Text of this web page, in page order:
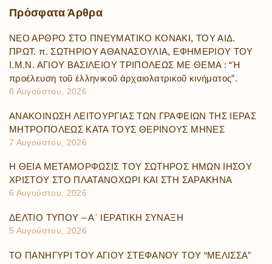
Πρόσφατα Άρθρα
ΝΕΟ ΑΡΘΡΟ ΣΤΟ ΠΝΕΥΜΑΤΙΚΟ ΚΟΝΑΚΙ, ΤΟΥ ΑΙΔ.
ΠΡΩΤ. π. ΣΩΤΗΡΙΟΥ ΑΘΑΝΑΣΟΥΛΙΑ, ΕΦΗΜΕΡΙΟΥ ΤΟΥ
Ι.Μ.Ν. ΑΓΙΟΥ ΒΑΣΙΛΕΙΟΥ ΤΡΙΠΟΛΕΩΣ ΜΕ ΘΕΜΑ : “Ἡ
προέλευση τοῦ ἑλληνικοῦ ἀρχαιολατρικοῦ κινήματος”.
8 Αυγούστου, 2026
ΑΝΑΚΟΙΝΩΣΗ ΛΕΙΤΟΥΡΓΙΑΣ ΤΩΝ ΓΡΑΦΕΙΩΝ ΤΗΣ ΙΕΡΑΣ
ΜΗΤΡΟΠΟΛΕΩΣ ΚΑΤΑ ΤΟΥΣ ΘΕΡΙΝΟΥΣ ΜΗΝΕΣ
7 Αυγούστου, 2026
Η ΘΕΙΑ ΜΕΤΑΜΟΡΦΩΣΙΣ ΤΟΥ ΣΩΤΗΡΟΣ ΗΜΩΝ ΙΗΣΟΥ
ΧΡΙΣΤΟΥ ΣΤΟ ΠΛΑΤΑΝΟΧΩΡΙ ΚΑΙ ΣΤΗ ΣΑΡΑΚΗΝΑ
6 Αυγούστου, 2026
ΔΕΛΤΙΟ ΤΥΠΟΥ – Α΄ ΙΕΡΑΤΙΚΗ ΣΥΝΑΞΗ
5 Αυγούστου, 2026
ΤΟ ΠΑΝΗΓΥΡΙ ΤΟΥ ΑΓΙΟΥ ΣΤΕΦΑΝΟΥ ΤΟΥ “ΜΕΛΙΣΣΑ”